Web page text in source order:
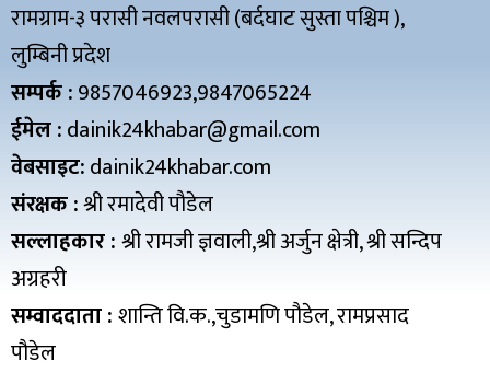
रामग्राम-३ परासी नवलपरासी (बर्दघाट सुस्ता पश्चिम ),
लुम्बिनी प्रदेश
सम्पर्क :9857046923,9847065224
ईमेल :dainik24khabar@gmail.com
वेबसाइट:dainik24khabar.com
संरक्षक :श्री रमादेवी पौडेल
सल्लाहकार :श्री रामजी ज्ञवाली,श्री अर्जुन क्षेत्री, श्री सन्दिप
अग्रहरी
सम्वाददाता :शान्ति वि.क.,चुडामणि पौडेल, रामप्रसाद
पौडेल